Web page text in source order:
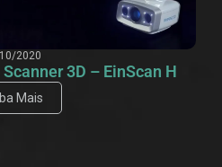
2020
3D – EinScan H
Mais